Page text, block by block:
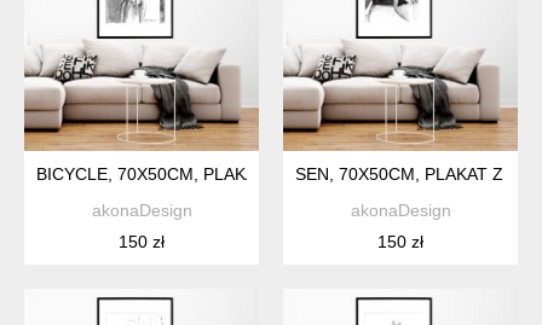
BICYCLE, 70X50CM, PLAKAT Z AUTORSKIEJ AKWARELI
akonaDesign
150 zł
SEN, 70X50CM, PLAKAT Z
akonaDesign
150 zł